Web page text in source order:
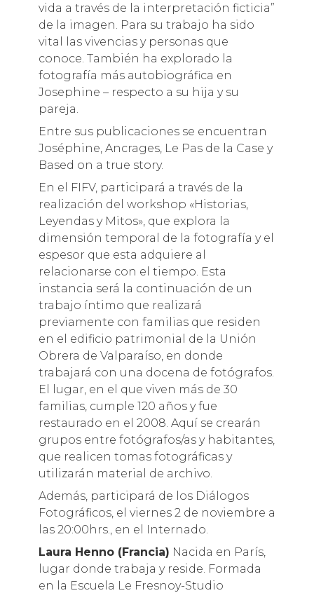
vida a través de la interpretación ficticia”
de la imagen. Para su trabajo ha sido
vital las vivencias y personas que
conoce. También ha explorado la
fotografía más autobiográfica en
Josephine – respecto a su hija y su
pareja.
Entre sus publicaciones se encuentran
Joséphine, Ancrages, Le Pas de la Case y
Based on a true story.
En el FIFV, participará a través de la
realización del workshop «Historias,
Leyendas y Mitos», que explora la
dimensión temporal de la fotografía y el
espesor que esta adquiere al
relacionarse con el tiempo. Esta
instancia será la continuación de un
trabajo íntimo que realizará
previamente con familias que residen
en el edificio patrimonial de la Unión
Obrera de Valparaíso, en donde
trabajará con una docena de fotógrafos.
El lugar, en el que viven más de 30
familias, cumple 120 años y fue
restaurado en el 2008. Aquí se crearán
grupos entre fotógrafos/as y habitantes,
que realicen tomas fotográficas y
utilizarán material de archivo.
Además, participará de los Diálogos
Fotográficos, el viernes 2 de noviembre a
las 20:00hrs., en el Internado.
Laura Henno (Francia) Nacida en París,
lugar donde trabaja y reside. Formada
en la Escuela Le Fresnoy-Studio